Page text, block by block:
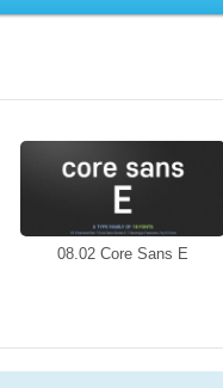
08.02 Core Sans E